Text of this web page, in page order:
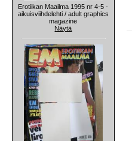
Erotiikan Maailma 1995 nr 4-5 -
aikuisviihdelehti / adult graphics
magazine
Näytä